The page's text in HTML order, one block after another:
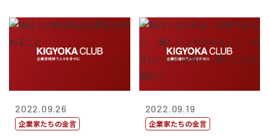
2022.09.26
企業家たちの金言
2022.09.19
企業家たちの金言